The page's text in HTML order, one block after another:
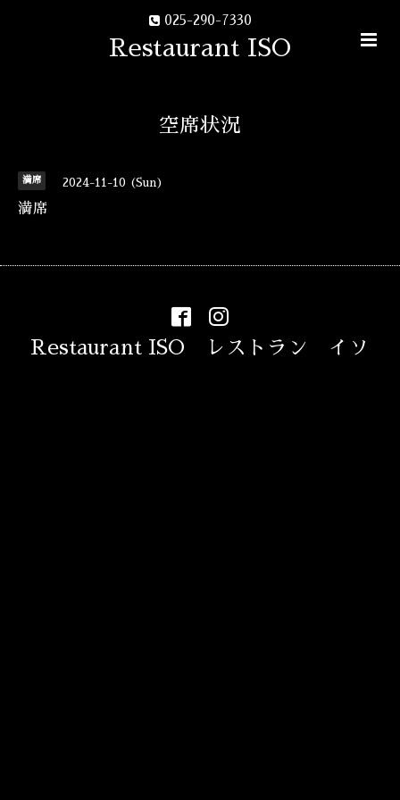
025-290-7330
Restaurant ISO
空席状況
満席 2024-11-10 (Sun)
満席
Restaurant ISO レストラン イソ